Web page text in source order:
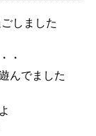
しました
・
んでました